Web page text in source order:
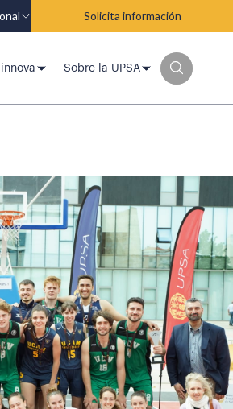
Solicita información
Sobre la UPSA